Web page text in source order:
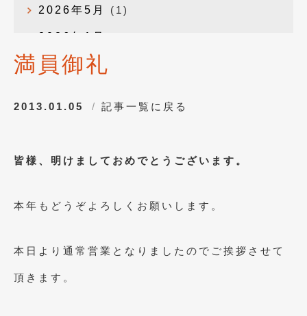
2026年5月 (1)
2026年1月
2025年12月
2024年8月 (1)
2024年4月(1)
2024年1月
満員御礼
2013.01.05 記事一覧に戻る
皆様、明けましておめでとうございます。
本年もどうぞよろしくお願いします。
本日より通常営業となりましたのでご挨拶させて
頂きます。